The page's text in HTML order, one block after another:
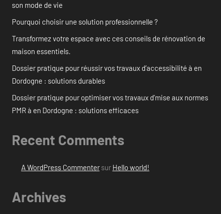
son mode de vie
Pourquoi choisir une solution professionnelle ?
Transformez votre espace avec ces conseils de rénovation de
maison essentiels.
Dossier pratique pour réussir vos travaux d’accessibilité à en
Dordogne : solutions durables
Dossier pratique pour optimiser vos travaux d’mise aux normes
PMR à en Dordogne : solutions efficaces
Recent Comments
A WordPress Commentersur Hello world!
Archives